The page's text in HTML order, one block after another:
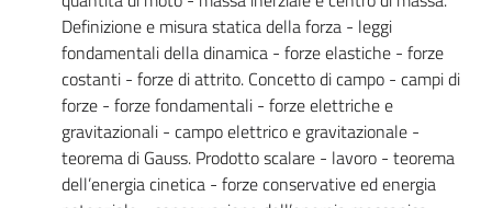
Definizione e misura statica della forza - leggi
fondamentali della dinamica - forze elastiche - forze
costanti - forze di attrito. Concetto di campo - campi di
forze - forze fondamentali - forze elettriche e
gravitazionali - campo elettrico e gravitazionale -
teorema di Gauss. Prodotto scalare - lavoro - teorema
dell’energia cinetica - forze conservative ed energia